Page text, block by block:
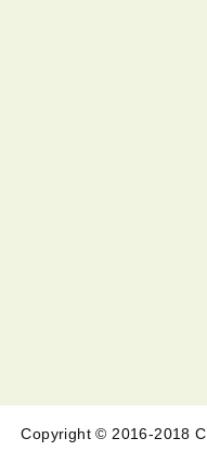
Copyright © 2016-2018